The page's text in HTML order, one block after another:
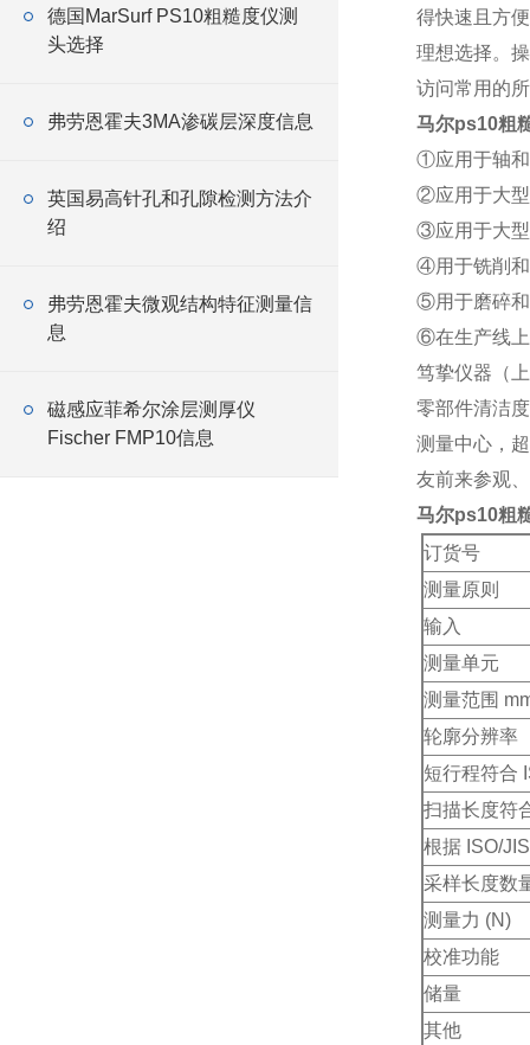
德国MarSurf PS10粗糙度仪测
头选择
弗劳恩霍夫3MA渗碳层深度信息
英国易高针孔和孔隙检测方法介
绍
弗劳恩霍夫微观结构特征测量信
息
磁感应菲希尔涂层测厚仪
Fischer FMP10信息
得快速且方
理想选择。
访问常用的
马尔ps10粗
①应用于轴
②应用于大
③应用于大
④用于铣削
⑤用于磨碎
⑥在生产线上
笃挚仪器（
零部件清洁
测量中心，
友前来参观
马尔ps10粗
订货号
测量原则
输入
测量单元
测量范围
轮廓分辨率
短行程符合
扫描长度符
根据 ISO/
采样长度数
测量力 (N)
校准功能
储量
其他